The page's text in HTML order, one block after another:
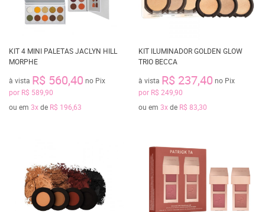
KIT 4 MINI PALETAS JACLYN HILL
MORPHE
à vista R$ 560,40 no Pix
por R$ 589,90
ou em 3xde R$ 196,63
KIT ILUMINADOR GOLDEN GLOW
TRIO BECCA
à vista R$ 237,40 no Pix
por R$ 249,90
ou em 3xde R$ 83,30